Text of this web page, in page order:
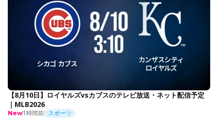
【8月10日】ロイヤルズvsカブスのテレビ放送・ネット配信予定
｜MLB2026
New1時間前 スポーツ